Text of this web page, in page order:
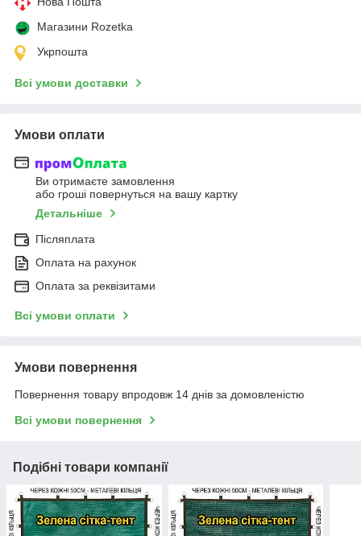
Магазини Rozetka
Укрпошта
Всі умови доставки
Умови оплати
Ви отримаєте замовлення
або гроші повернуться на вашу картку
Детальніше
Післяплата
Оплата на рахунок
Оплата за реквізитами
Всі умови оплати
Умови повернення
Повернення товару впродовж 14 днів за домовленістю
Всі умови повернення
Подібні товари компанії